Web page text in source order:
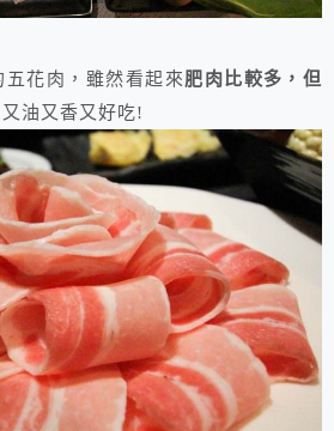
花肉，雖然看起來肥肉比較多，但
又油又香又好吃!